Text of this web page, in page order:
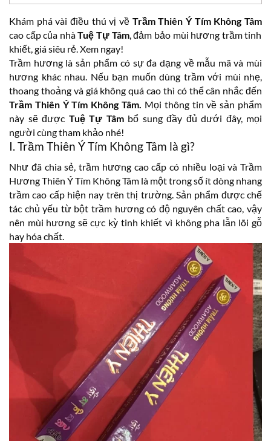
Khám phá vài điều thú vị về Trầm Thiên Ý Tím Không Tâm
cao cấp của nhàTuệ Tự Tâm, đảm bảo mùi hương trầm tinh
khiết, giá siêu rẻ. Xem ngay!
Trầm hương là sản phẩm có sự đa dạng về mẫu mã và mùi
hương khác nhau. Nếu bạn muốn dùng trầm với mùi nhẹ,
thoang thoảng và giá không quá cao thì có thể cân nhắc đến
Trầm Thiên Ý Tím Không Tâm. Mọi thông tin về sản phẩm
này sẽ được Tuệ Tự Tâmbổ sung đầy đủ dưới đây, mọi
người cùng tham khảo nhé!
I. Trầm Thiên Ý Tím Không Tâm là gì?
Như đã chia sẻ, trầm hương cao cấp có nhiều loại và Trầm
Hương Thiên Ý Tím Không Tâm là một trong số ít dòng nhang
trầm cao cấp hiện nay trên thị trường. Sản phẩm được chế
tác chủ yếu từ bột trầm hương có độ nguyên chất cao, vậy
nên mùi hương sẽ cực kỳ tinh khiết vì không pha lẫn lõi gỗ
hay hóa chất.